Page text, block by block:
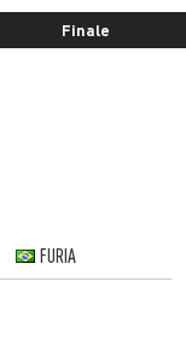
Finale
FURIA